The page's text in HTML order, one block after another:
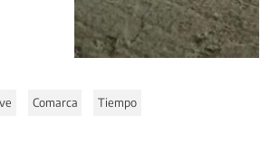
Comarca Tiempo